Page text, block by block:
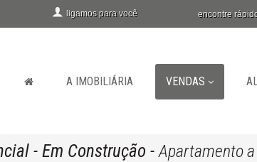
ligamos para você encontre
A IMOBILIÁRIA VENDAS
- Em Construção -Apartamento